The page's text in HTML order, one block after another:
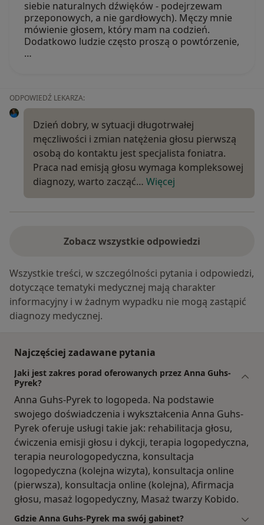
siebie naturalnych dźwięków - podejrzewam
przeponowych, a nie gardłowych). Męczy mnie
mówienie głosem, który mam na codzień.
Dodatkowo ludzie często proszą o powtórzenie,
…
ODPOWIEDŹ LEKARZA:
Dzień dobry, w sytuacji długotrwałej
męczliwości i zmian natężenia głosu pierwszą
osobą do kontaktu jest specjalista foniatra.
Praca nad emisją głosu wymaga kompleksowej
diagnozy, warto zacząć… Więcej
Zobacz wszystkie odpowiedzi
Wszystkie treści, w szczególności pytania i odpowiedzi,
dotyczące tematyki medycznej mają charakter
informacyjny i w żadnym wypadku nie mogą zastąpić
diagnozy medycznej.
Najczęściej zadawane pytania
Jaki jest zakres porad oferowanych przez Anna Guhs-
Pyrek?
Anna Guhs-Pyrek to logopeda. Na podstawie
swojego doświadczenia i wykształcenia Anna Guhs-
Pyrek oferuje usługi takie jak: rehabilitacja głosu,
ćwiczenia emisji głosu i dykcji, terapia logopedyczna,
terapia neurologopedyczna, konsultacja
logopedyczna (kolejna wizyta), konsultacja online
(pierwsza), konsultacja online (kolejna), Afirmacja
głosu, masaż logopedyczny, Masaż twarzy Kobido.
Gdzie Anna Guhs-Pyrek ma swój gabinet?